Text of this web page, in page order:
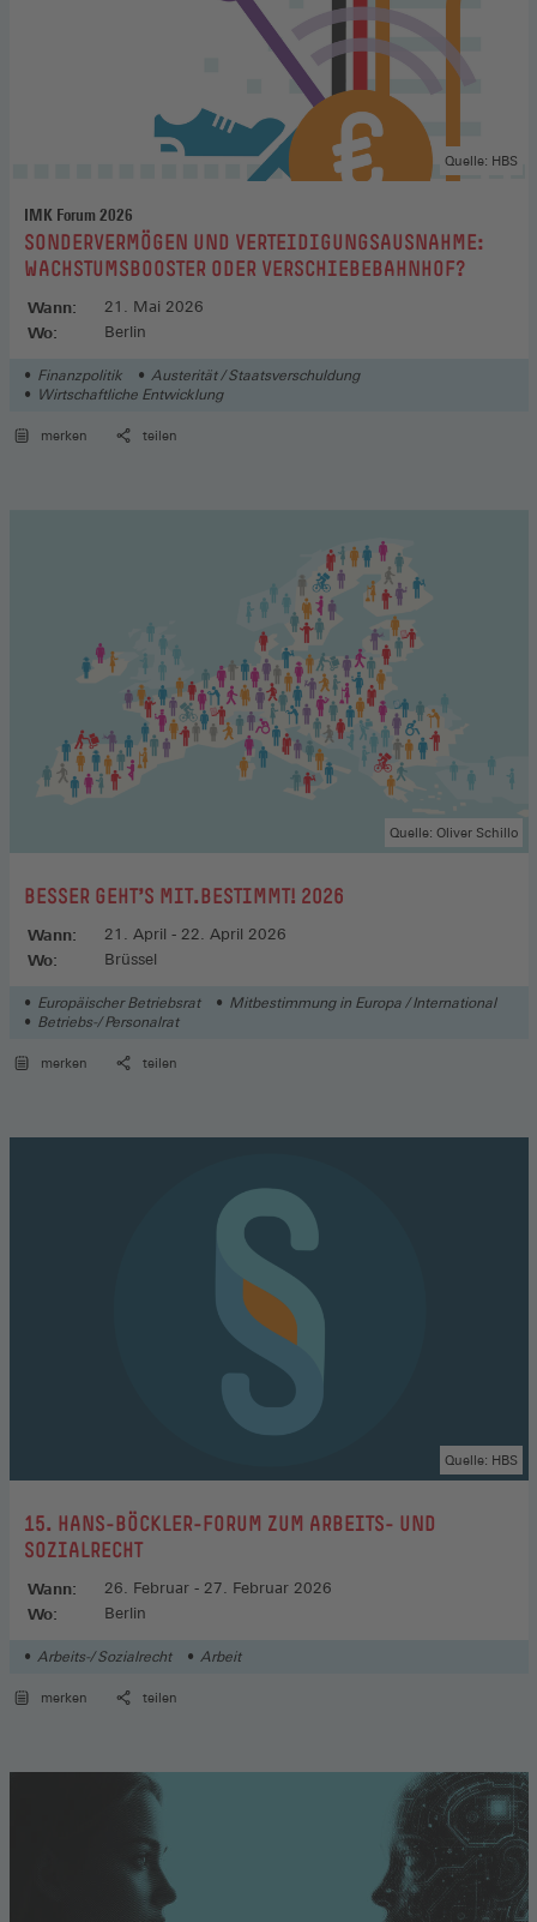
IMK Forum 2026
:SONDERVERMÖGEN UND VERTEIDIGUNGSAUSNAHME:
WACHSTUMSBOOSTER ODER VERSCHIEBEBAHNHOF?
Quelle: HBS
Wann: 21. Mai 2026
Wo: Berlin
Finanzpolitik
Austerität / Staatsverschuldung
Wirtschaftliche Entwicklung
merken teilen
:BESSER GEHT'S MIT.BESTIMMT! 2026
Quelle: Oliver Schillo
Wann: 21. April - 22. April 2026
Wo: Brüssel
Europäischer Betriebsrat
Mitbestimmung in Europa / International
Betriebs-/ Personalrat
merken teilen
:15. HANS-BÖCKLER-FORUM ZUM ARBEITS- UND
SOZIALRECHT
Quelle: HBS
Wann: 26. Februar - 27. Februar 2026
Wo: Berlin
Arbeits-/ Sozialrecht Arbeit
merken teilen